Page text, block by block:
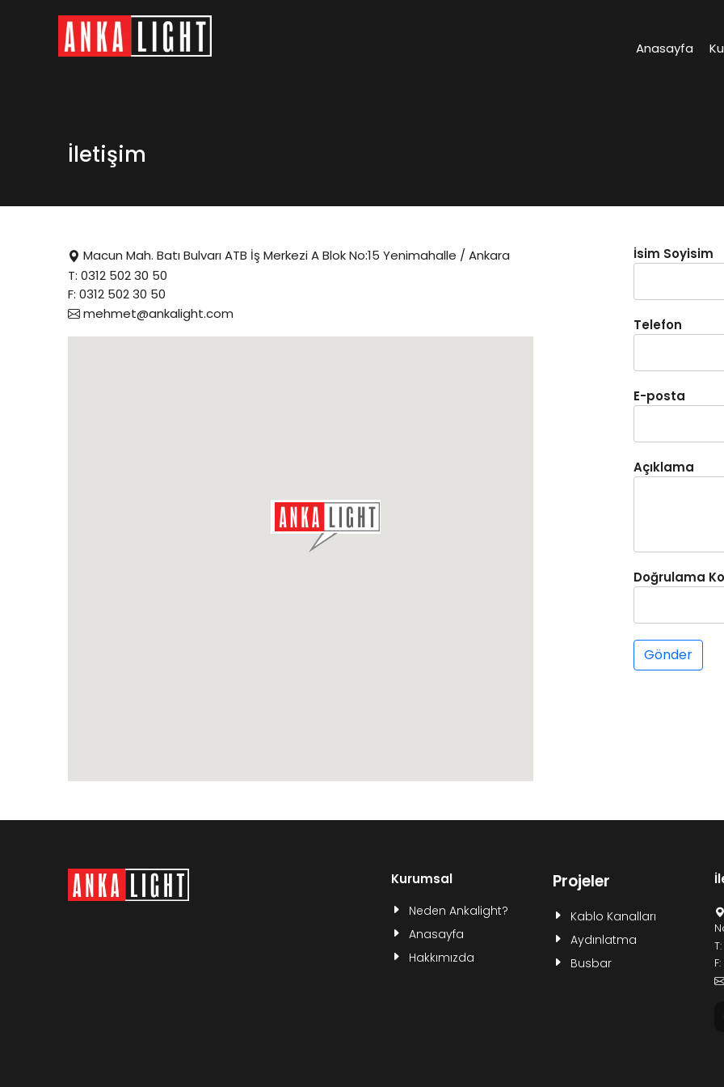
Anasayfa
İletişim
Macun Mah. Batı Bulvarı ATB İş Merkezi A Blok No:15 Yenimahalle / Ankara
T: 0312 502 30 50
F: 0312 502 30 50
mehmet@ankalight.com
İsim Soyisim
Telefon
E-posta
Açıklama
Doğrulama
Kurumsal
Neden Ankalight?
Anasayfa
Hakkımızda
Projeler
Kablo Kanalları
Aydınlatma
Busbar
T: